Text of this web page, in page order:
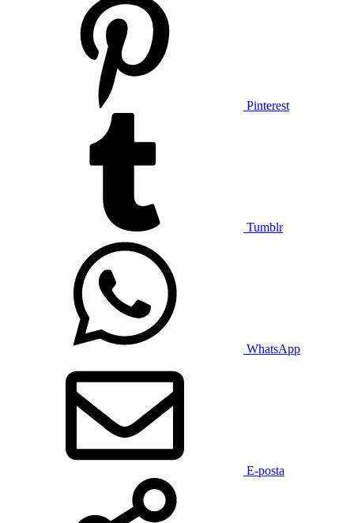
Pinterest
Tumblr
WhatsApp
E-posta